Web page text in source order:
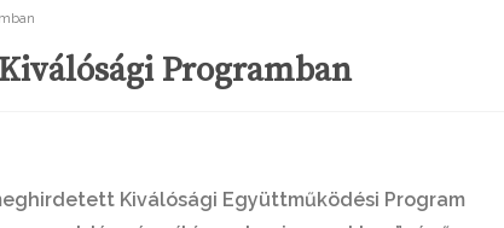
Programban
Kiválósági Együttműködési Program